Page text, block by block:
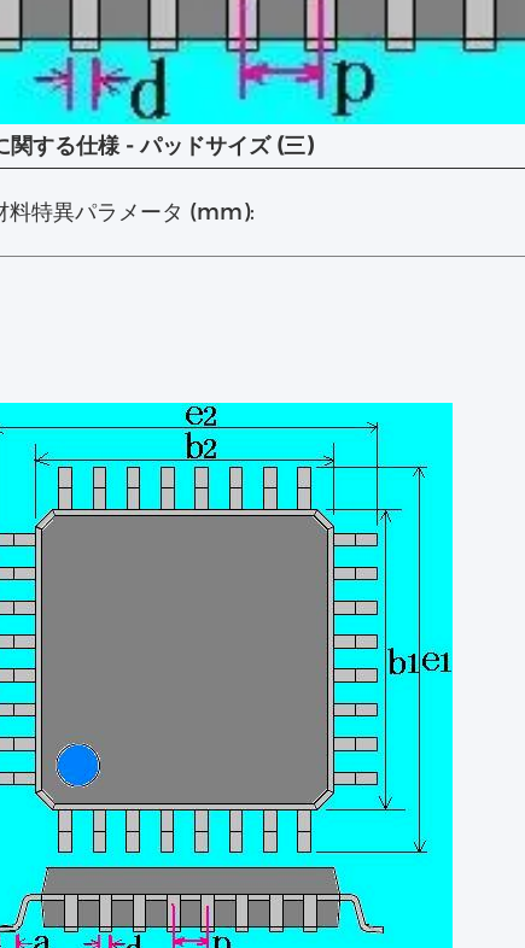
関する仕様 - パッドサイズ (三)
料特異パラメータ (mm):